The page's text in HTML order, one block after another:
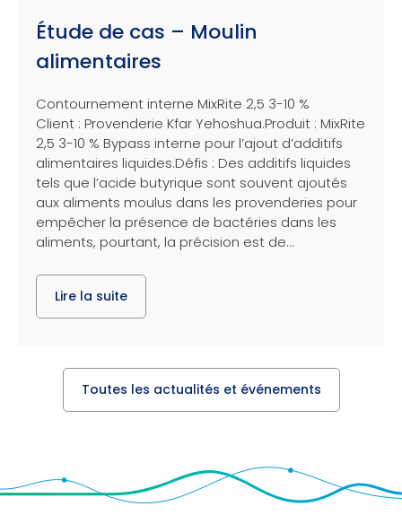
Étude de cas – Moulin
alimentaires
Contournement interne MixRite 2,5 3-10 %
Client : Provenderie Kfar Yehoshua.Produit : MixRite
2,5 3-10 % Bypass interne pour l’ajout d’additifs
alimentaires liquides.Défis : Des additifs liquides
tels que l’acide butyrique sont souvent ajoutés
aux aliments moulus dans les provenderies pour
empêcher la présence de bactéries dans les
aliments, pourtant, la précision est de...
Lire la suite
Toutes les actualités et événements